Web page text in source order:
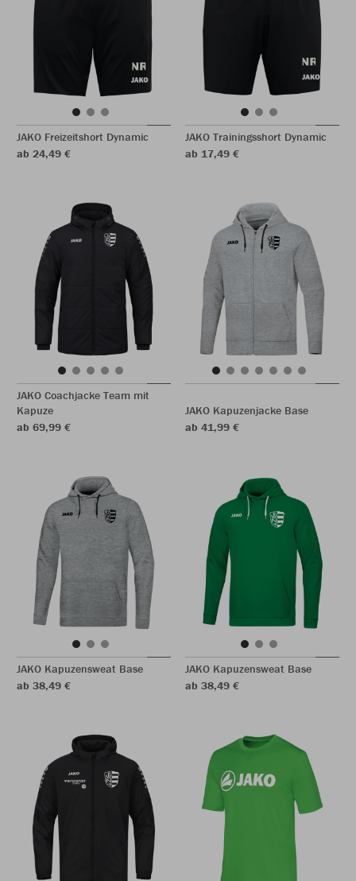
JAKO Freizeitshort Dynamic
ab 24,49 €
JAKO Trainingsshort Dynamic
ab 17,49 €
JAKO Coachjacke Team mit
Kapuze
ab 69,99 €
JAKO Kapuzenjacke Base
ab 41,99 €
JAKO Kapuzensweat Base
ab 38,49 €
JAKO Kapuzensweat Base
ab 38,49 €